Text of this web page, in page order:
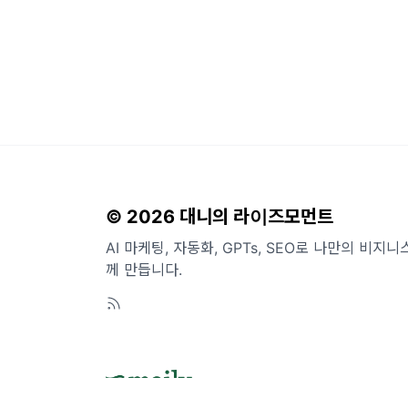
© 2026 대니의 라이즈모먼트
AI 마케팅, 자동화, GPTs, SEO로 나만의 비지니
께 만듭니다.